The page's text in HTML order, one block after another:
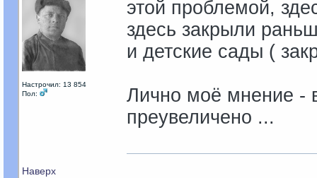
Настрочил: 13 854
Пол:
этой проблемой,
здесь закрыли
и детские сады (
Лично моё мнение -
преувеличено ...
Наверх